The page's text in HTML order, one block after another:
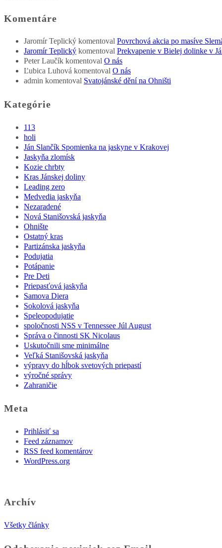
Komentáre
Jaromír Teplický komentoval Povrchová akcia po masíve
Jaromír Teplický komentoval Prekvapenie v Bielej dolinke v
Peter Laučík komentoval O nás
Ľubica Luhová komentoval O nás
admin komentoval Svatojánské dění na Ohništi
Kategórie
113
holi
Ján Slančík Spomienka na jaskyne v Krakovej
Jaskyňa zlomísk
Kozie chrbty
Kras Jánskej doliny
Leading zero
Medvedia jaskyňa
Nezaradené
Nová Stanišovská jaskyňa
Ohnište
Ostatný kras
Partizánska jaskyňa
Podujatia
Potápanie
Pre Deti
Priepasťová jaskyňa
Samova Diera
Sokolová jaskyňa
Speleopodujatie
spoločnosti NSS v Tennessee Júl August
Správa o činnosti SK Nicolaus
Uskutočnili sme minimálne
Veľká Stanišovská jaskyňa
výpravy do hĺbok svetových priepastí
výročné správy
Zahraničie
Meta
Prihlásiť sa
Feed záznamov
RSS feed komentárov
WordPress.org
Archív
Všetky články